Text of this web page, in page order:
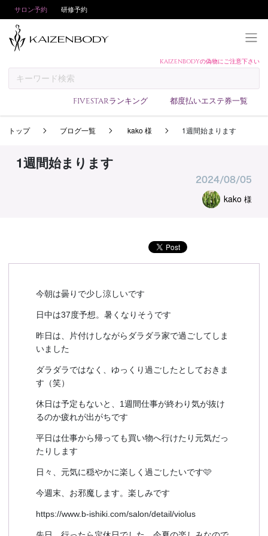
サロン予約 研修予約
KAIZENBODYの偽物にご注意下さい
FIVESTARランキング 都度払いエステ券一覧
予約方法
サロンランキング
会員登録/ログイン
お問い合わせ
トップ ブログ一覧 kako 様 1週間始まります
1週間始まります
2024/08/05
kako 様
今朝は曇りで少し涼しいです
日中は37度予想。暑くなりそうです
昨日は、片付けしながらダラダラ家で過ごしてしま
いました
ダラダラではなく、ゆっくり過ごしたとしておきま
す（笑）
休日は予定もないと、1週間仕事が終わり気が抜け
るのか疲れが出がちです
平日は仕事から帰っても買い物へ行けたり元気だっ
たりします
日々、元気に穏やかに楽しく過ごしたいです🩷
今週末、お邪魔します。楽しみです
https://www.b-ishiki.com/salon/detail/violus